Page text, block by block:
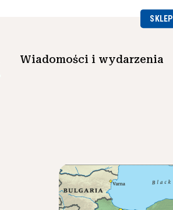
SKLEP
Wiadomości i wydarzenia